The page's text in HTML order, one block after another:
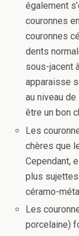
également
couronnes
couronnes
dents
sous-jacent
apparaisse
au niveau
être un bon
Les
chères que
Cependant,
plus
céramo-
Les
porcelaine)